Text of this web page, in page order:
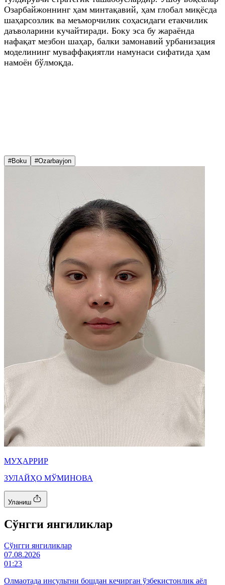
Озарбайжоннинг ҳам минтақавий, ҳам глобал миқёсда
шаҳарсозлик ва меъморчилик соҳасидаги етакчилик
даъволарини кучайтиради. Боку эса бу жараёнда
нафақат мезбон шаҳар, балки замонавий урбанизация
моделининг муваффақиятли намунаси сифатида ҳам
намоён бўлмоқда.
#Boku #Ozarbayjon
МУҲАРРИР
ЗУЛАЙҲО МЎМИНОВА
Уланиш
Cўнгги янгиликлар
Cўнгги янгиликлар
07.08.2026
01:23
Олмаотада инсультни бошдан кечирган ўзбекистонлик аёл